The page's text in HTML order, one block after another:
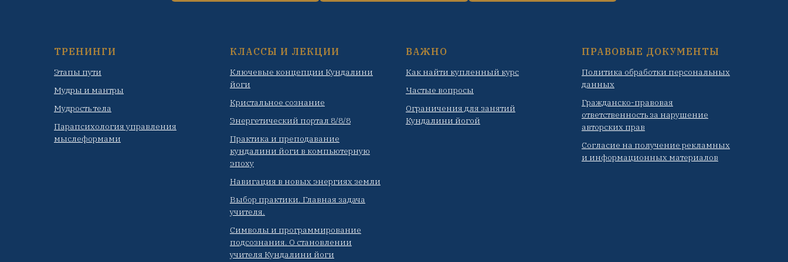
ТРЕНИНГИ
Этапы пути
Мудры и мантры
Мудрость тела
Парапсихология управления
мыслеформами
КЛАССЫ И ЛЕКЦИИ
Ключевые концепции Кундалини
йоги
Кристальное сознание
Энергетический портал 8/8/8
Практика и преподавание
кундалини йоги в компьютерную
эпоху
Навигация в новых энергиях земли
Выбор практики. Главная задача
учителя.
Символы и программирование
подсознания. О становлении
учителя Кундалини йоги
ВАЖНО
Как найти купленный курс
Частые вопросы
Ограничения для занятий
Кундалини йогой
ПРАВОВЫЕ ДОКУМЕНТЫ
Политика обработки персональных
данных
Гражданско-правовая
ответственность за нарушение
авторских прав
Согласие на получение рекламных
и информационных материалов